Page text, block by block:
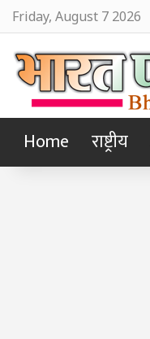
Friday, August 7 2026
Home राष्ट्रीय